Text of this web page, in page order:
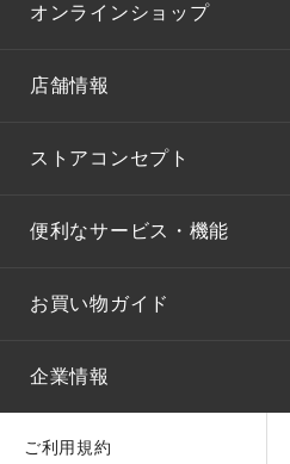
オンラインショップ
店舗情報
ストアコンセプト
便利なサービス・機能
お買い物ガイド
企業情報
ご利用規約